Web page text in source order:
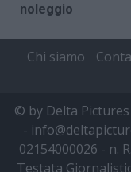
noleggio
Chi siamo
© by Delta Pictures
-
02154000026 - n.
Testata